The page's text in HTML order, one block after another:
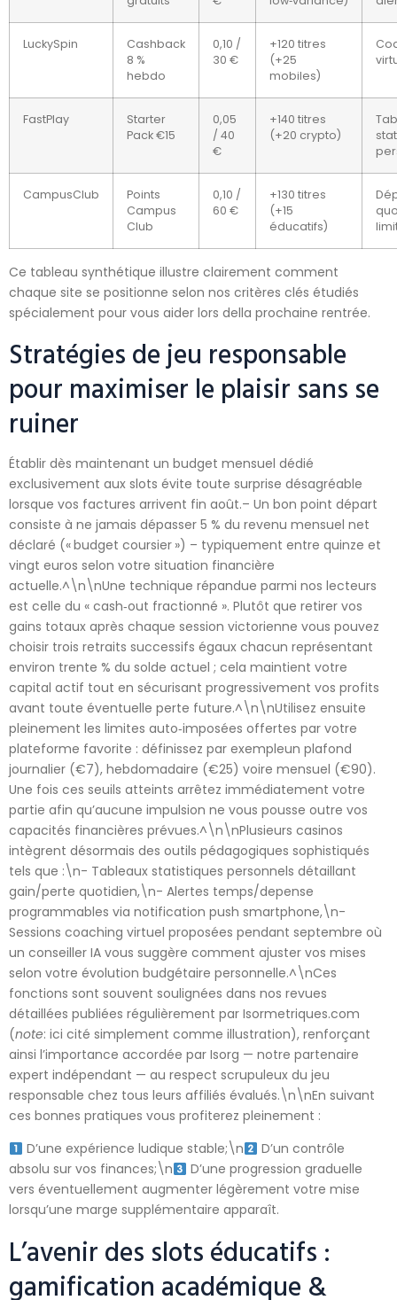
LuckySpin
Cashback
8 %
hebdo
0,10 /
30 €
+120 titres
(+25
mobiles)
FastPlay
Starter
Pack €15
0,05
/ 40
€
+140 titres
(+20 crypto)
CampusClub
Points
Campus
Club
0,10 /
60 €
+130 titres
(+15
éducatifs)
Ce tableau synthétique illustre clairement comment
chaque site se positionne selon nos critères clés étudiés
spécialement pour vous aider lors della prochaine rentrée.
Stratégies de jeu responsable
pour maximiser le plaisir sans se
ruiner
Établir dès maintenant un budget mensuel dédié
exclusivement aux slots évite toute surprise désagréable
lorsque vos factures arrivent fin août.– Un bon point départ
consiste à ne jamais dépasser 5 % du revenu mensuel net
déclaré (« budget coursier ») – typiquement entre quinze et
vingt euros selon votre situation financière
actuelle.^\n\nUne technique répandue parmi nos lecteurs
est celle du « cash‑out fractionné ». Plutôt que retirer vos
gains totaux après chaque session victorienne vous pouvez
choisir trois retraits successifs égaux chacun représentant
environ trente % du solde actuel ; cela maintient votre
capital actif tout en sécurisant progressivement vos profits
avant toute éventuelle perte future.^\n\nUtilisez ensuite
pleinement les limites auto‑imposées offertes par votre
plateforme favorite : définissez par exempleun plafond
journalier (€7), hebdomadaire (€25) voire mensuel (€90).
Une fois ces seuils atteints arrêtez immédiatement votre
partie afin qu’aucune impulsion ne vous pousse outre vos
capacités financières prévues.^\n\nPlusieurs casinos
intègrent désormais des outils pédagogiques sophistiqués
tels que :\n- Tableaux statistiques personnels détaillant
gain/perte quotidien,\n- Alertes temps/depense
programmables via notification push smartphone,\n-
Sessions coaching virtuel proposées pendant septembre où
un conseiller IA vous suggère comment ajuster vos mises
selon votre évolution budgétaire personnelle.^\nCes
fonctions sont souvent soulignées dans nos revues
détaillées publiées régulièrement par Isormetriques.com
(note: ici cité simplement comme illustration), renforçant
ainsi l’importance accordée par Isorg — notre partenaire
expert indépendant — au respect scrupuleux du jeu
responsable chez tous leurs affiliés évalués.\n\nEn suivant
ces bonnes pratiques vous profiterez pleinement :
D’une expérience ludique stable;\n
D’un contrôle
absolu sur vos finances;\n
D’une progression graduelle
vers éventuellement augmenter légèrement votre mise
lorsqu’une marge supplémentaire apparaît.
L’avenir des slots éducatifs :
gamification académique &